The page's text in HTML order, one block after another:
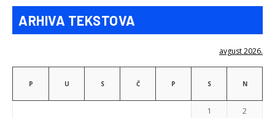
ARHIVA TEKSTOVA
avgust 2026.
P U S Č P S N
1
2